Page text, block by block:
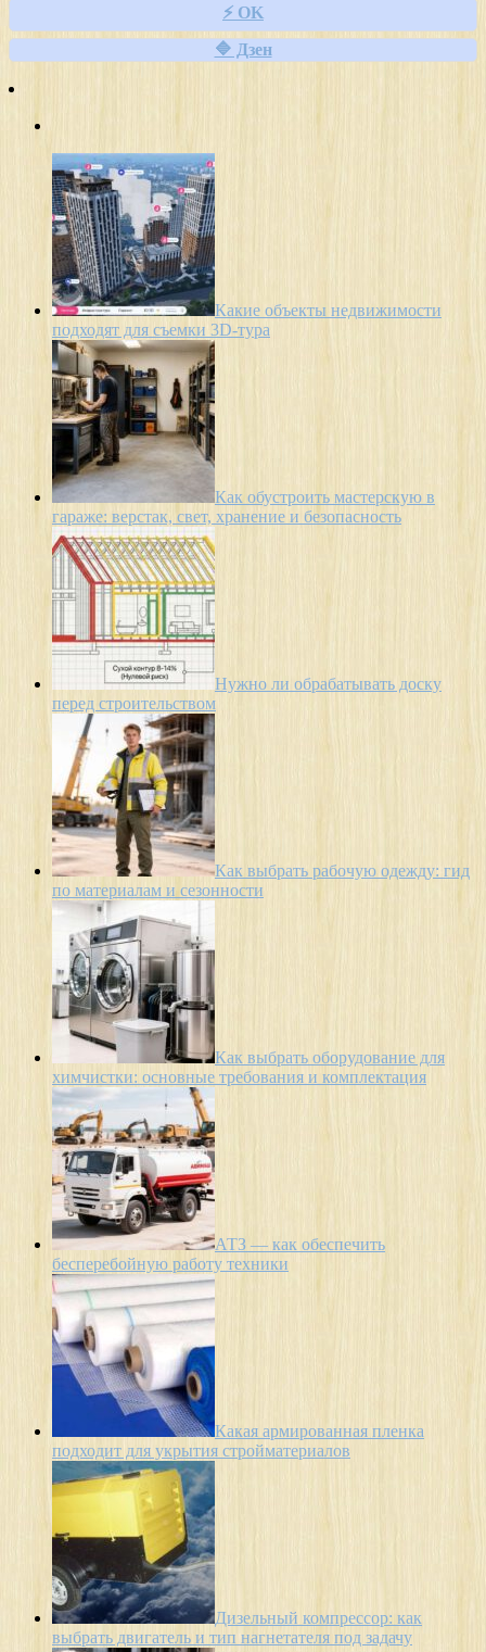
⚡ OK
🔷 Дзен
Какие объекты недвижимости
подходят для съемки 3D-тура
Как обустроить мастерскую в
гараже: верстак, свет, хранение и безопасность
Нужно ли обрабатывать доску
перед строительством
Как выбрать рабочую одежду: гид
по материалам и сезонности
Как выбрать оборудование для
химчистки: основные требования и комплектация
АТЗ — как обеспечить
бесперебойную работу техники
Какая армированная пленка
подходит для укрытия стройматериалов
Дизельный компрессор: как
выбрать двигатель и тип нагнетателя под задачу